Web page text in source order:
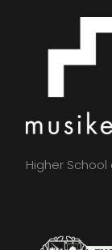
Higher